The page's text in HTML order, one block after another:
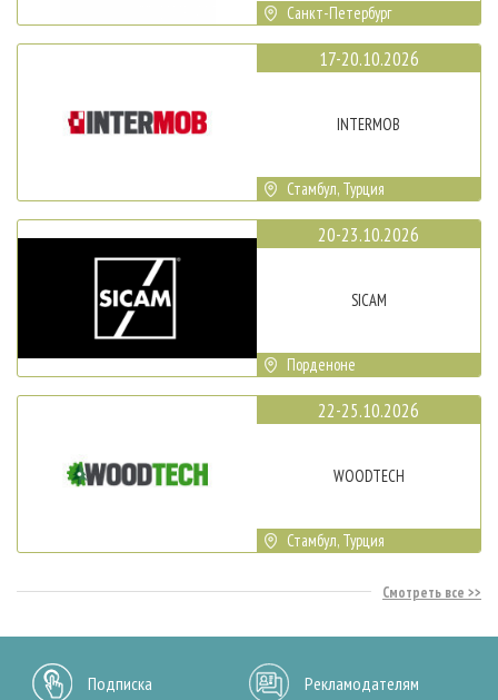
Санкт-Петербург
17-20.10.2026
INTERMOB
Стамбул, Турция
20-23.10.2026
SICAM
Порденоне
22-25.10.2026
WOODTECH
Стамбул, Турция
Смотреть все
Подписка Рекламодателям